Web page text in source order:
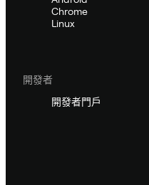
Chrome
Linux
開發者
開發者門戶